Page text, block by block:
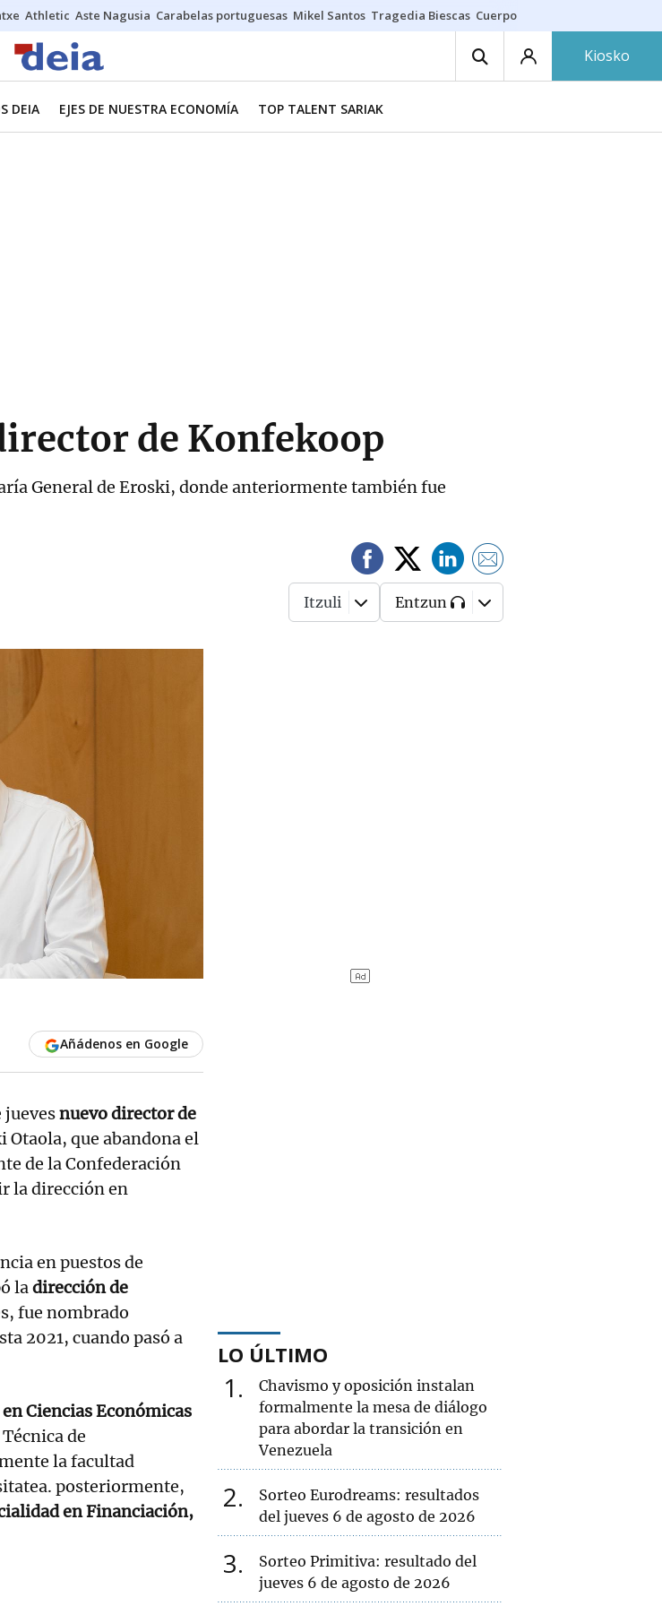
Athletic Aste Nagusia Carabelas portuguesas Mikel Santos Tragedia Biescas Cuerpo ría
Kiosko
DEIA EJES DE NUESTRA ECONOMÍA TOP TALENT SARIAK
de Konfekoop
General de Eroski, donde anteriormente también fue
Itzuli Entzun
Añádenos en Google
nuevo director de
Otaola, que abandona el
de la Confederación
la dirección en
en puestos de
ladirección de
fue nombrado
2021, cuando pasó a
Ciencias Económicas
de
la facultad
posteriormente,
en Financiación,
LO ÚLTIMO
1
Chavismo y oposición instalan
formalmente la mesa de diálogo
para abordar la transición en
Venezuela
2
Sorteo Eurodreams: resultados
del jueves 6 de agosto de 2026
3
Sorteo Primitiva: resultado del
jueves 6 de agosto de 2026